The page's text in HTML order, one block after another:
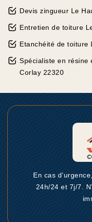
Devis zingueur Le
Entretien de toiture
Etanchéité de toiture
Spécialiste en résine
Corlay 22320
En cas
24h/24 et 7j/7.